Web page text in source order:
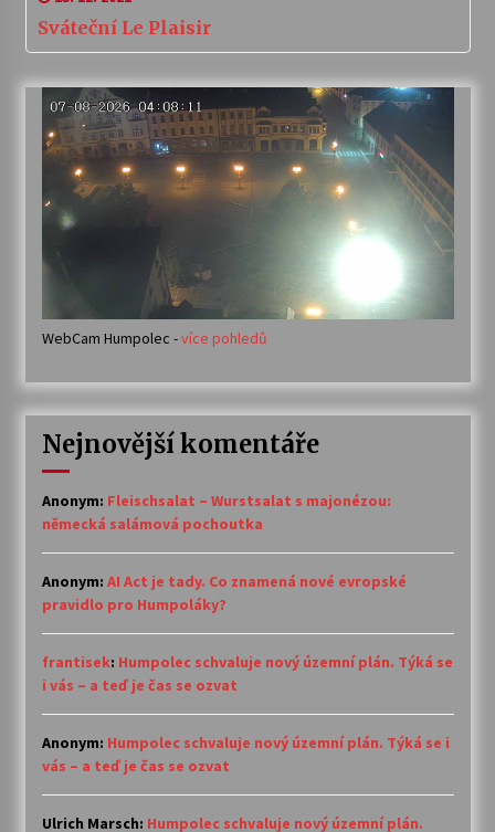
Sváteční Le Plaisir
WebCam Humpolec -více pohledů
Nejnovější komentáře
Anonym: Fleischsalat – Wurstsalat s majonézou:
německá salámová pochoutka
Anonym: AI Act je tady. Co znamená nové evropské
pravidlo pro Humpoláky?
frantisek: Humpolec schvaluje nový územní plán. Týká se
i vás – a teď je čas se ozvat
Anonym: Humpolec schvaluje nový územní plán. Týká se i
vás – a teď je čas se ozvat
Ulrich Marsch: Humpolec schvaluje nový územní plán.